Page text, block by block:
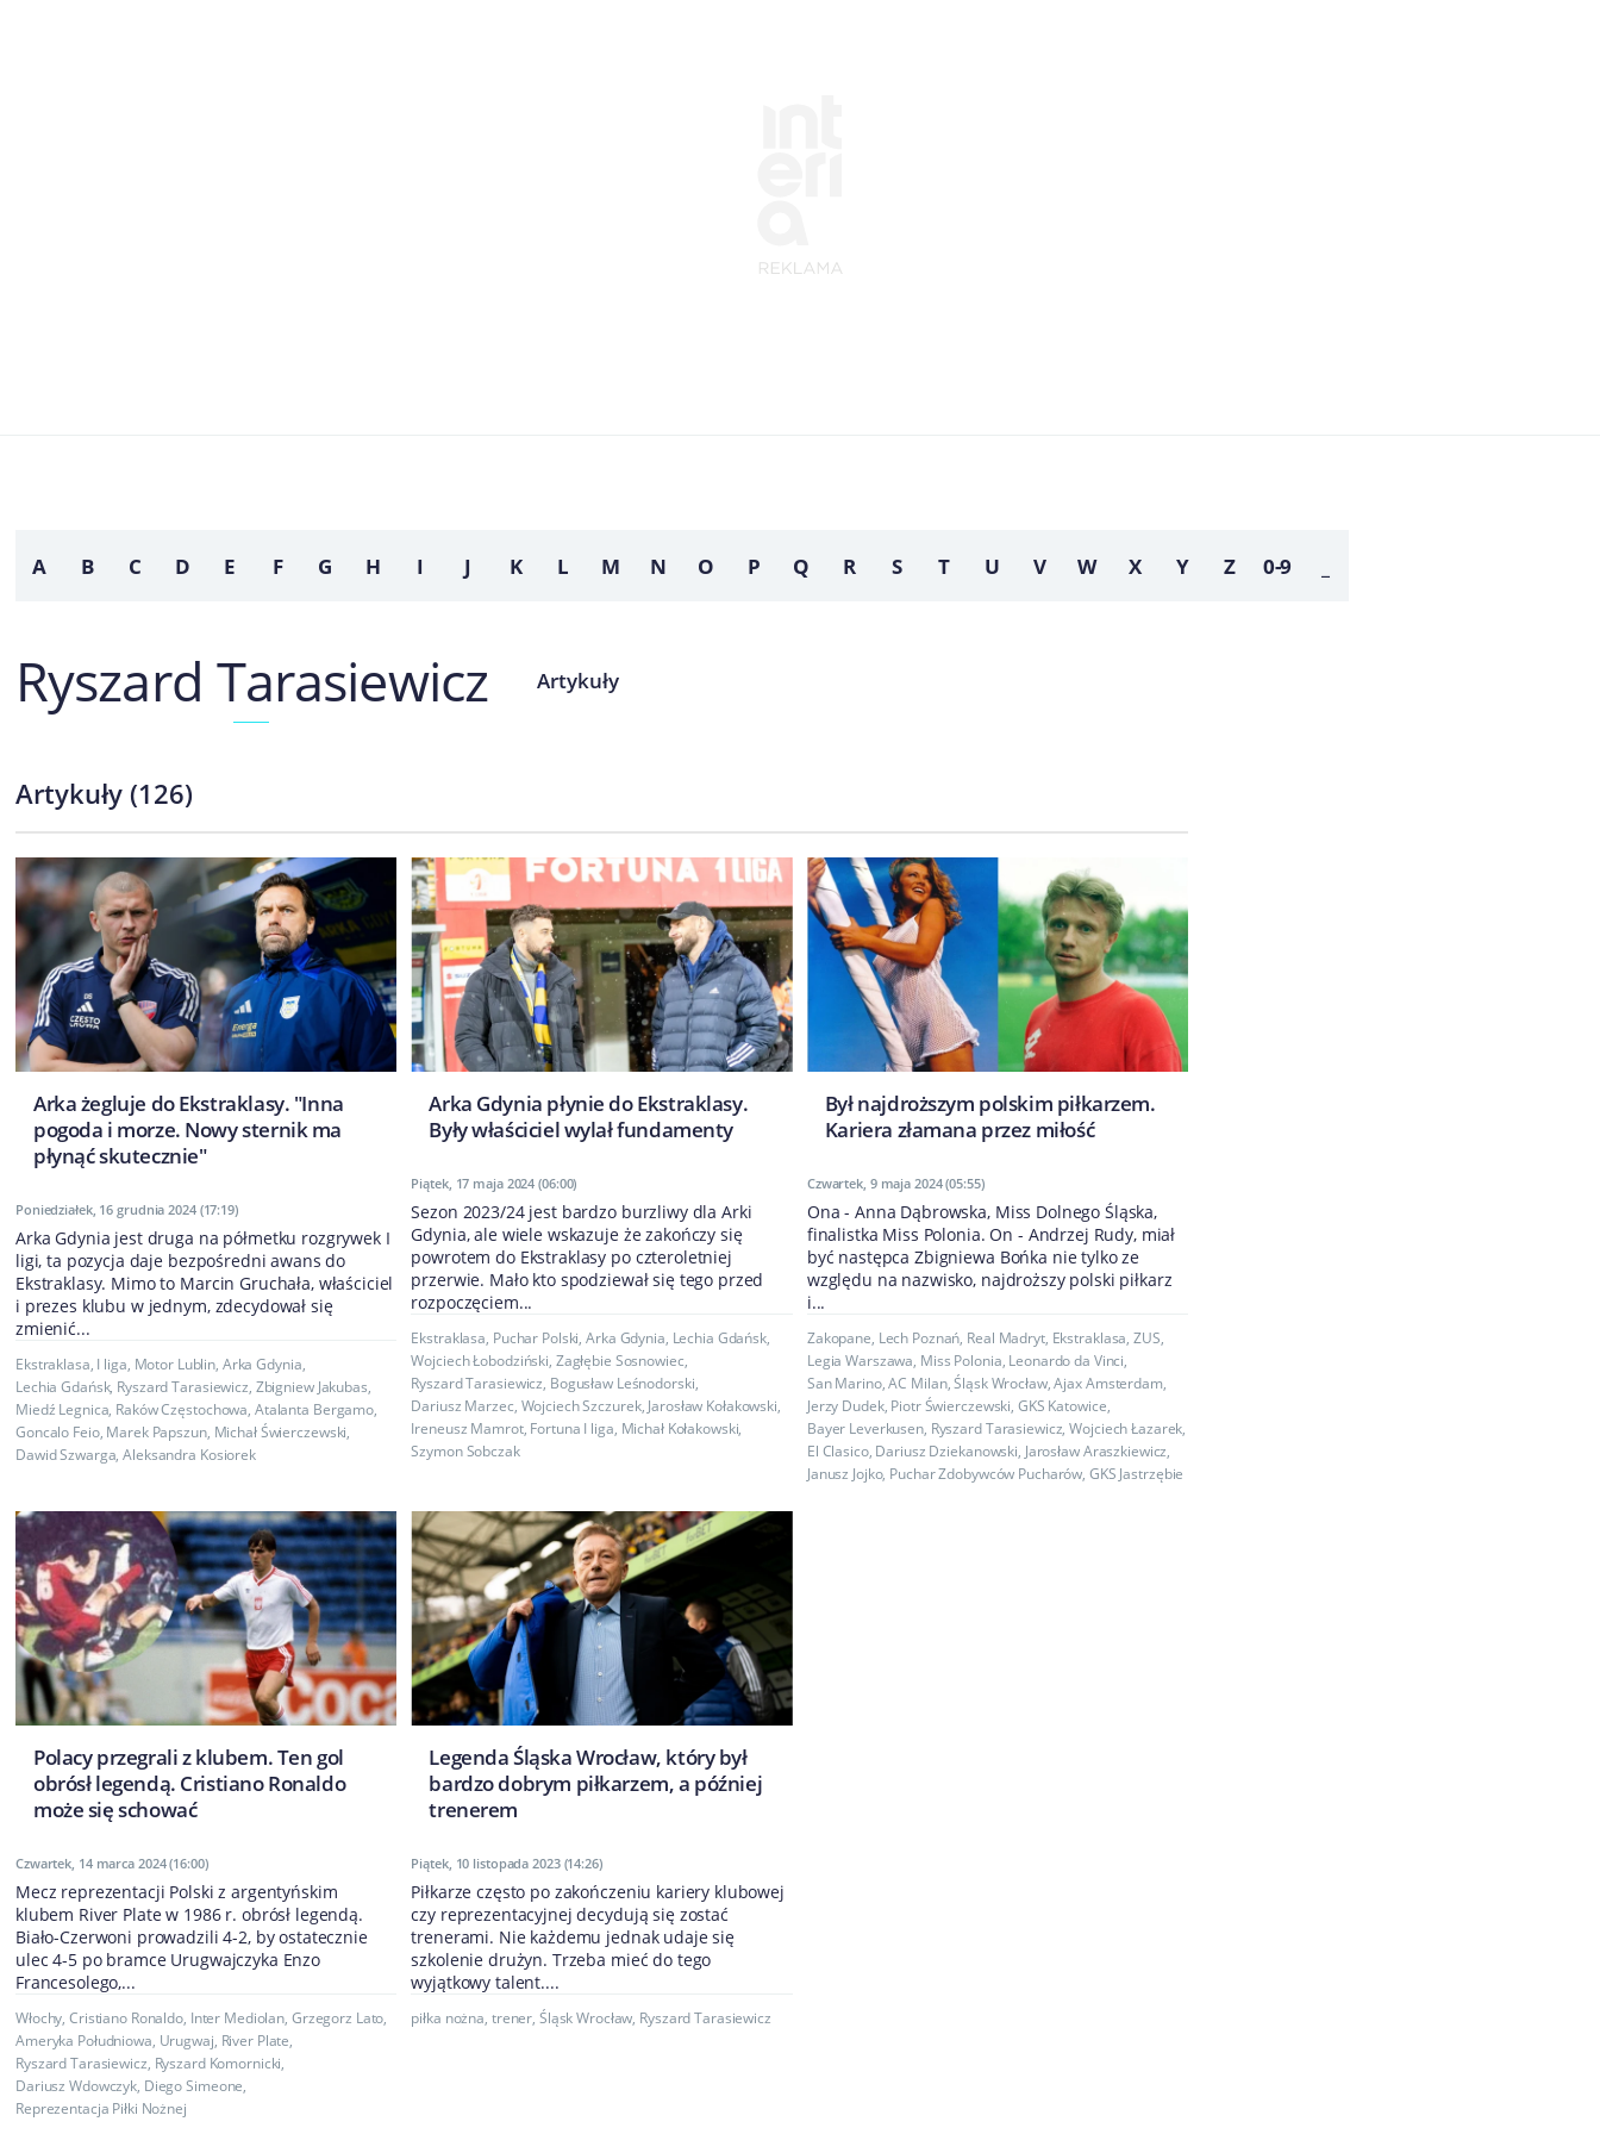
A B C D E F G H I J K L M N O P Q R S T U V W X Y Z 0-9
Ryszard Tarasiewicz Artykuły
Artykuły (126)
Arka żegluje do Ekstraklasy. "Inna
pogoda i morze. Nowy sternik ma
płynąć skutecznie"
Poniedziałek, 16 grudnia 2024 (17:19)
Arka Gdynia jest druga na półmetku rozgrywek I
ligi, ta pozycja daje bezpośredni awans do
Ekstraklasy. Mimo to Marcin Gruchała, właściciel
i prezes klubu w jednym, zdecydował się
zmienić...
Ekstraklasa, I liga, Motor Lublin, Arka Gdynia,
Lechia Gdańsk, Ryszard Tarasiewicz, Zbigniew Jakubas,
Miedź Legnica, Raków Częstochowa, Atalanta Bergamo,
Goncalo Feio, Marek Papszun, Michał Świerczewski,
Dawid Szwarga,Aleksandra Kosiorek
Arka Gdynia płynie do Ekstraklasy.
Były właściciel wylał fundamenty
Piątek, 17 maja 2024 (06:00)
Sezon 2023/24 jest bardzo burzliwy dla Arki
Gdynia, ale wiele wskazuje że zakończy się
powrotem do Ekstraklasy po czteroletniej
przerwie. Mało kto spodziewał się tego przed
rozpoczęciem...
Ekstraklasa, Puchar Polski,Arka Gdynia, Lechia Gdańsk,
Wojciech Łobodziński, Zagłębie Sosnowiec,
Ryszard Tarasiewicz, Bogusław Leśnodorski,
Dariusz Marzec, Wojciech Szczurek, Jarosław Kołakowski,
Ireneusz Mamrot, Fortuna I liga, Michał Kołakowski,
Szymon Sobczak
Był najdroższym polskim piłkarzem.
Kariera złamana przez miłość
Czwartek, 9 maja 2024 (05:55)
Ona - Anna Dąbrowska, Miss Dolnego Śląska,
finalistka Miss Polonia. On - Andrzej Rudy, miał
być następca Zbigniewa Bońka nie tylko ze
względu na nazwisko, najdroższy polski piłkarz
i...
Zakopane, Lech Poznań, Real Madryt, Ekstraklasa,ZUS,
Legia Warszawa, Miss Polonia, Leonardo da Vinci,
San Marino,AC Milan,Śląsk Wrocław,Ajax Amsterdam,
Jerzy Dudek, Piotr Świerczewski, GKS Katowice,
Bayer Leverkusen, Ryszard Tarasiewicz,Wojciech Łazarek,
El Clasico, Dariusz Dziekanowski, Jarosław Araszkiewicz,
Janusz Jojko, Puchar Zdobywców Pucharów, GKS Jastrzębie
Polacy przegrali z klubem. Ten gol
obrósł legendą. Cristiano Ronaldo
może się schować
Czwartek, 14 marca 2024 (16:00)
Mecz reprezentacji Polski z argentyńskim
klubem River Plate w 1986 r. obrósł legendą.
Biało-Czerwoni prowadzili 4-2, by ostatecznie
ulec 4-5 po bramce Urugwajczyka Enzo
Francesolego,...
Włochy,Cristiano Ronaldo, Inter Mediolan, Grzegorz Lato,
Ameryka Południowa, Urugwaj, River Plate,
Ryszard Tarasiewicz, Ryszard Komornicki,
Dariusz Wdowczyk, Diego Simeone,
Reprezentacja Piłki Nożnej
Legenda Śląska Wrocław, który był
bardzo dobrym piłkarzem, a później
trenerem
Piątek, 10 listopada 2023 (14:26)
Piłkarze często po zakończeniu kariery klubowej
czy reprezentacyjnej decydują się zostać
trenerami. Nie każdemu jednak udaje się
szkolenie drużyn. Trzeba mieć do tego
wyjątkowy talent....
piłka nożna, trener, Śląsk Wrocław, Ryszard Tarasiewicz